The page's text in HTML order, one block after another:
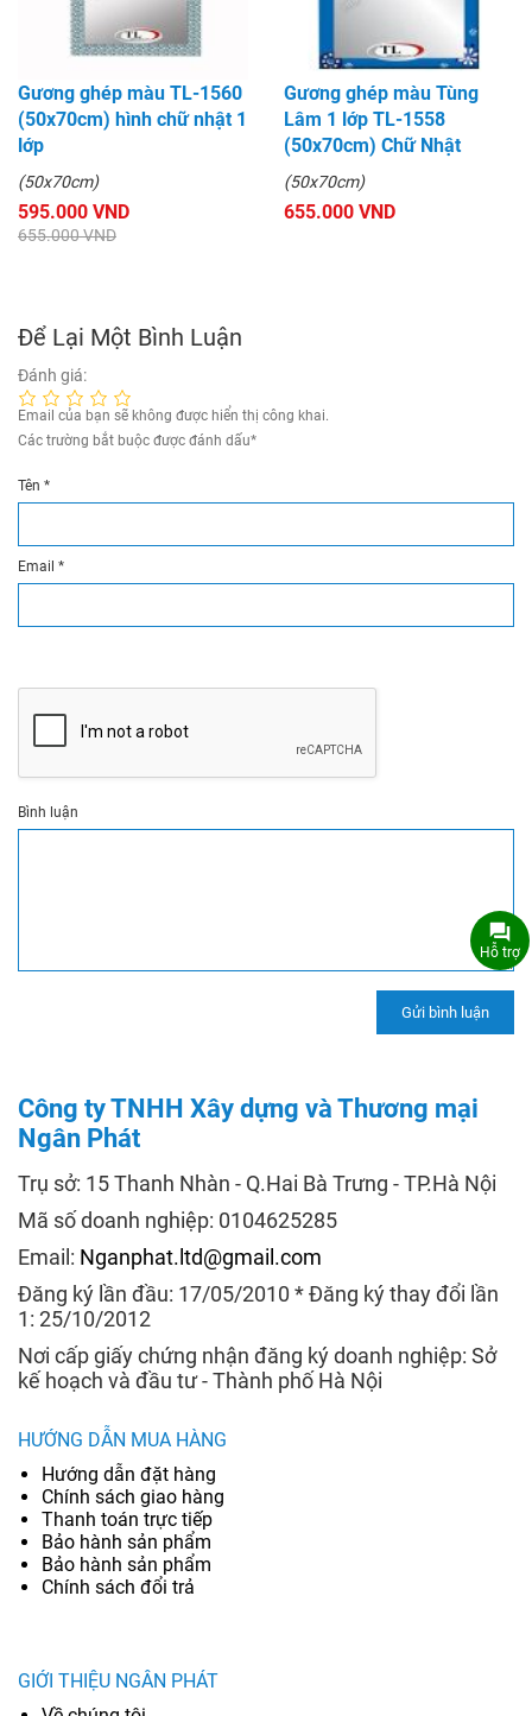
Gương ghép màu TL-1560
(50x70cm) hình chữ nhật 1
lớp
(50x70cm)
595.000 VND
655.000 VND
Gương ghép màu Tùng
Lâm 1 lớp TL-1558
(50x70cm) Chữ Nhật
(50x70cm)
655.000 VND
Để Lại Một Bình Luận
Đánh giá:
Email của bạn sẽ không được hiển thị công khai.
Các trường bắt buộc được đánh dấu*
Tên *
Email *
Bình luận
Công ty TNHH Xây dựng và Thương mại
Ngân Phát
Trụ sở: 15 Thanh Nhàn - Q.Hai Bà Trưng - TP.Hà Nội
Mã số doanh nghiệp: 0104625285
Email: Nganphat.ltd@gmail.com
Đăng ký lần đầu: 17/05/2010 * Đăng ký thay đổi lần
1: 25/10/2012
Nơi cấp giấy chứng nhận đăng ký doanh nghiệp: Sở
kế hoạch và đầu tư - Thành phố Hà Nội
HƯỚNG DẪN MUA HÀNG
Hướng dẫn đặt hàng
Chính sách giao hàng
Thanh toán trực tiếp
Bảo hành sản phẩm
Bảo hành sản phẩm
Chính sách đổi trả
GIỚI THIỆU NGÂN PHÁT
Hỗ trợ